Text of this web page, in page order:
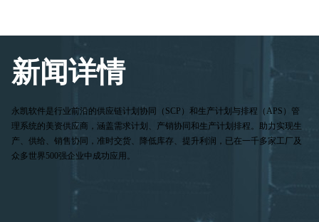
新闻详情
永凯软件是行业前沿的供应链计划协同（SCP）和生产计划与排程（APS）管
理系统的美资供应商，涵盖需求计划、产销协同和生产计划排程。助力实现生
产、供给、销售协同，准时交货、降低库存、提升利润，已在一千多家工厂及
众多世界500强企业中成功应用。